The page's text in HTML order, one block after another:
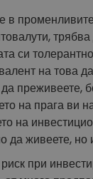
в
си
на това
преживеете,
на прага ви
на
да живеете, но
при